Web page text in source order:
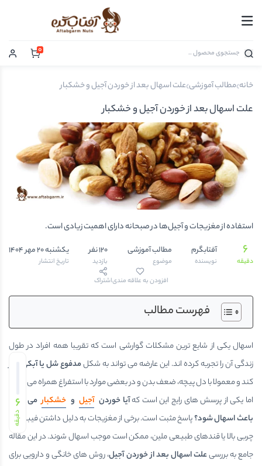
0
خانه مطالب آموزشی علت اسهال بعد از خوردن آجیل و خشکبار
علت اسهال بعد از خوردن آجیل و خشکبار
استفاده از مغزیجات و آجیل‌ها در صبحانه دارای اهمیت زیادی است.
6
دقیقه
آفتابگرم
نویسنده
مطالب آموزشی
موضوع
120 نفر
بازدید
یکشنبه 20 مهر 1404
تاریخ انتشار
افزودن به علاقه مندیاشتراک
6
دقیقه
فهرست مطالب
اسهال یکی از شایع ترین مشکلات گوارشی است که تقریبا همه افراد در طول
زندگی آن را تجربه کرده اند. این عارضه می تواند به شکلمدفوع شل یا آبکی
کند و معمولا با دل پیچه، ضعف بدن و در بعضی موارد با استفراغ همراه می شود.
اما یکی از پرسش های رایج این است کهآیا خوردن آجیل و خشکبار می تواند
باعث اسهال شود؟پاسخ مثبت است. برخی از مغزیجات به دلیل داشتن فیبر زیاد،
چربی بالا یا قندهای طبیعی ملین، ممکن است موجب اسهال شوند. در این مقاله
جامع به بررسیعلت اسهال بعد از خوردن آجیل، روش های خانگی و دارویی برای